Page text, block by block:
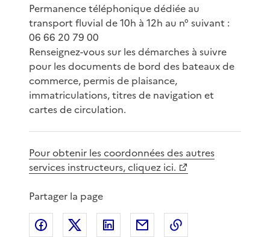
Permanence téléphonique dédiée au
transport fluvial de 10h à 12h au n° suivant :
06 66 20 79 00
Renseignez-vous sur les démarches à suivre
pour les documents de bord des bateaux de
commerce, permis de plaisance,
immatriculations, titres de navigation et
cartes de circulation.
Pour obtenir les coordonnées des autres
services instructeurs, cliquez ici.
Partager la page
Partager sur Facebook
Partager sur XPartager sur LinkedIn
Partager par email